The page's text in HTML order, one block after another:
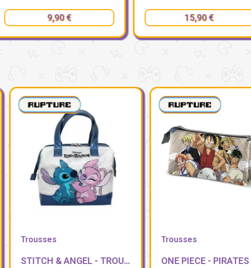
9,90 € 15,90 €
STITCH & ANGEL - TROUSSE DE TOILETTE
Trousses
ONE PIECE - PIRATES - TROUSSE